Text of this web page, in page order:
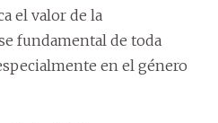
el valor de la
fundamental de toda
en el género